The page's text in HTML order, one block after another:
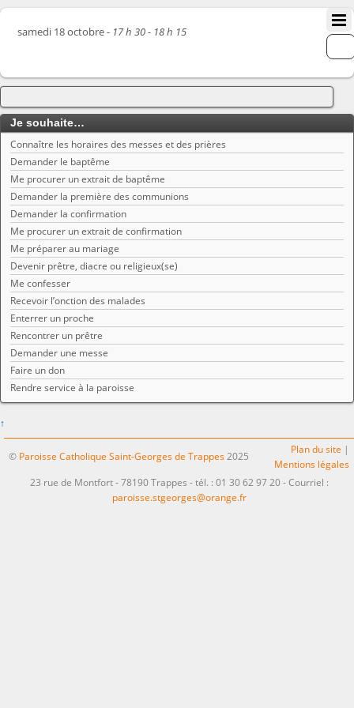
samedi 18 octobre - 17 h 30 - 18 h 15
Je souhaite…
Connaître les horaires des messes et des prières
Demander le baptême
Me procurer un extrait de baptême
Demander la première des communions
Demander la confirmation
Me procurer un extrait de confirmation
Me préparer au mariage
Devenir prêtre, diacre ou religieux(se)
Me confesser
Recevoir l’onction des malades
Enterrer un proche
Rencontrer un prêtre
Demander une messe
Faire un don
Rendre service à la paroisse
↑
© Paroisse Catholique Saint-Georges de Trappes 2025
Plan du site |
Mentions légales
23 rue de Montfort - 78190 Trappes - tél. : 01 30 62 97 20 - Courriel :
paroisse.stgeorges@orange.fr